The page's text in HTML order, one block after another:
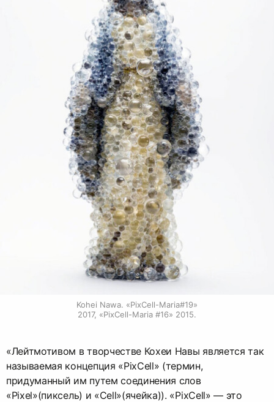
Kohei Nawa. «PixCell-Maria#19»
2017, «PixCell-Maria #16» 2015.
«Лейтмотивом в творчестве Кохеи Навы является так
называемая концепция «PixCell» (термин,
придуманный им путем соединения слов
«Pixel»(пиксель) и «Cell»(ячейка)). «PixCell» — это